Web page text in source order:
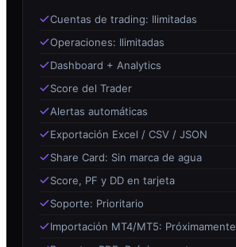
Cuentas de trading: Ilimitadas
Operaciones: Ilimitadas
Dashboard + Analytics
Score del Trader
Alertas automáticas
Exportación Excel / CSV / JSON
Share Card: Sin marca de agua
Score, PF y DD en tarjeta
Soporte: Prioritario
Importación MT4/MT5: Próximamente